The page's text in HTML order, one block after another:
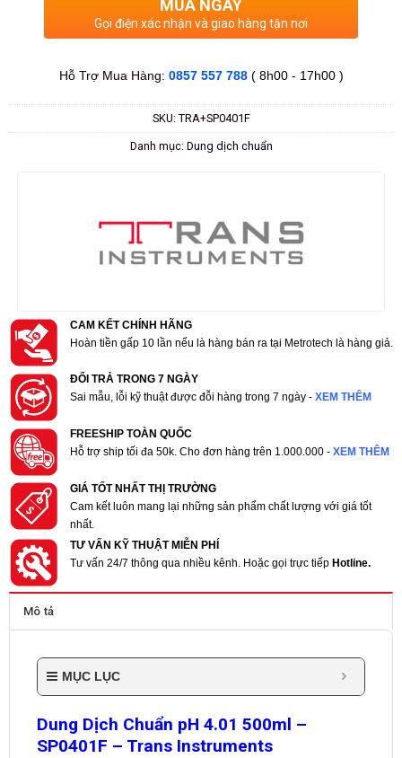
MUA NGAY
Gọi điện xác nhận và giao hàng tận nơi
Hỗ Trợ Mua Hàng: 0857 557 788 ( 8h00 - 17h00 )
SKU: TRA+SP0401F
Danh mục: Dung dịch chuẩn
CAM KẾT CHÍNH HÃNG
Hoàn tiền gấp 10 lần nếu là hàng bán ra tại Metrotech là hàng giả.
ĐỔI TRẢ TRONG 7 NGÀY
Sai mẫu, lỗi kỹ thuật được đỗi hàng trong 7 ngày - XEM THÊM
FREESHIP TOÀN QUỐC
Hỗ trợ ship tối đa 50k. Cho đơn hàng trên 1.000.000 - XEM THÊM
GIÁ TỐT NHẤT THỊ TRƯỜNG
Cam kết luôn mang lại những sản phẩm chất lượng với giá tốt
nhất.
TƯ VẤN KỸ THUẬT MIỄN PHÍ
Tư vấn 24/7 thông qua nhiều kênh. Hoặc gọi trực tiếp Hotline.
Mô tả
MỤC LỤC
Dung Dịch Chuẩn pH 4.01 500ml –
SP0401F – Trans Instruments